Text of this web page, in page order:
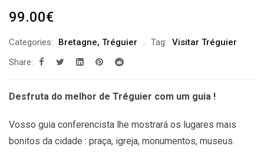
99.00€
Categories: Bretagne, Tréguier Tag: Visitar Tréguier
Share:
Desfruta do melhor de Tréguier com um guia !
Vosso guia conferencista lhe mostrará os lugares mais
bonitos da cidade : praça, igreja, monumentos, museus.